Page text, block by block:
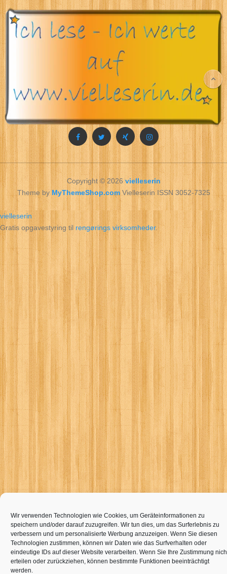
Copyright © 2026vielleserin
Theme by MyThemeShop.comVielleserin ISSN 3052-7325
vielleserin
Wir verwenden Technologien wie Cookies, um Geräteinformationen zu
speichern und/oder darauf zuzugreifen. Wir tun dies, um das Surferlebnis zu
verbessern und um personalisierte Werbung anzuzeigen. Wenn Sie diesen
Technologien zustimmen, können wir Daten wie das Surfverhalten oder
eindeutige IDs auf dieser Website verarbeiten. Wenn Sie Ihre Zustimmung
erteilen oder zurückziehen, können bestimmte Funktionen beeinträchtigt
werden.
Gratis opgavestyring tilrengørings virksomheder.